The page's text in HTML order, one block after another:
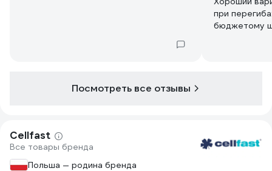
при
бюджетому
Посмотреть все отзывы
Cellfast
Все товары бренда
Польша — родина бренда